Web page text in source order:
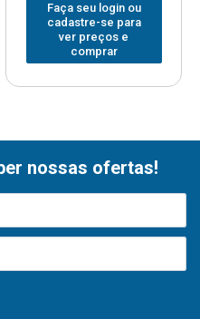
Faça seu login ou
cadastre-se para
ver preços e
comprar
nossas ofertas!